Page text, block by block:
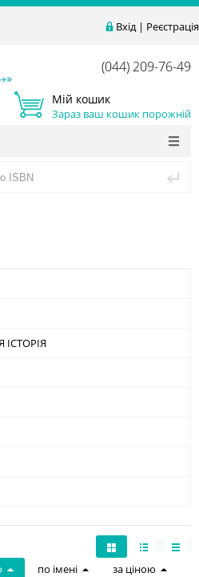
Вхід| Реєстрація
(044) 209-76-49
Мій кошик
Зараз ваш кошик порожній
ІСТОРІЯ
по імені за ціною